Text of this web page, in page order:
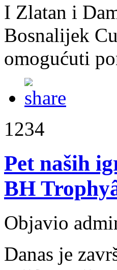
I Zlatan i
Bosnalijek
omogućuti
1234
Pet naših
BH
Objavio
Danas je